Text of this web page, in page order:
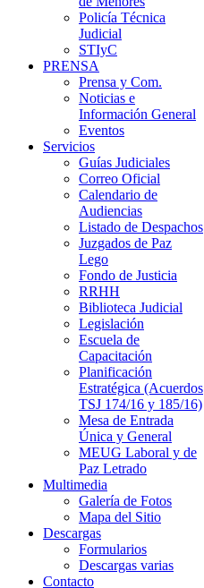
Policía Técnica
Judicial
STIyC
PRENSA
Prensa y Com.
Noticias e
Información General
Eventos
Servicios
Guías Judiciales
Correo Oficial
Calendario de
Audiencias
Listado de Despachos
Juzgados de Paz
Lego
Fondo de Justicia
RRHH
Biblioteca Judicial
Legislación
Escuela de
Capacitación
Planificación
Estratégica (Acuerdos
TSJ 174/16 y 185/16)
Mesa de Entrada
Única y General
MEUG Laboral y de
Paz Letrado
Multimedia
Galería de Fotos
Mapa del Sitio
Descargas
Formularios
Descargas varias
Contacto